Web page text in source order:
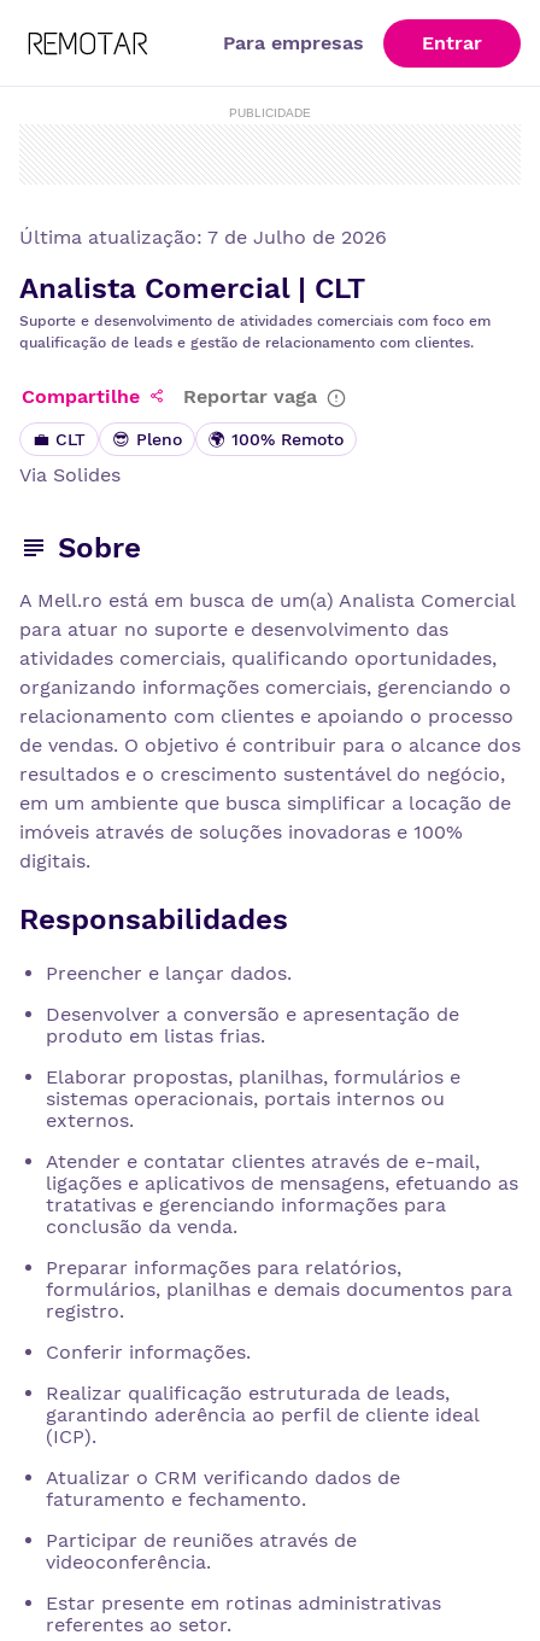
Para empresas Entrar
PUBLICIDADE
Última atualização: 7 de Julho de 2026
Analista Comercial | CLT
Suporte e desenvolvimento de atividades comerciais com foco em
qualificação de leads e gestão de relacionamento com clientes.
Compartilhe Reportar vaga
💼 CLT 😎 Pleno 🌍 100% Remoto
Via Solides
Sobre
A Mell.ro está em busca de um(a) Analista Comercial
para atuar no suporte e desenvolvimento das
atividades comerciais, qualificando oportunidades,
organizando informações comerciais, gerenciando o
relacionamento com clientes e apoiando o processo
de vendas. O objetivo é contribuir para o alcance dos
resultados e o crescimento sustentável do negócio,
em um ambiente que busca simplificar a locação de
imóveis através de soluções inovadoras e 100%
digitais.
Responsabilidades
Preencher e lançar dados.
Desenvolver a conversão e apresentação de
produto em listas frias.
Elaborar propostas, planilhas, formulários e
sistemas operacionais, portais internos ou
externos.
Atender e contatar clientes através de e-mail,
ligações e aplicativos de mensagens, efetuando as
tratativas e gerenciando informações para
conclusão da venda.
Preparar informações para relatórios,
formulários, planilhas e demais documentos para
registro.
Conferir informações.
Realizar qualificação estruturada de leads,
garantindo aderência ao perfil de cliente ideal
(ICP).
Atualizar o CRM verificando dados de
faturamento e fechamento.
Participar de reuniões através de
videoconferência.
Estar presente em rotinas administrativas
referentes ao setor.